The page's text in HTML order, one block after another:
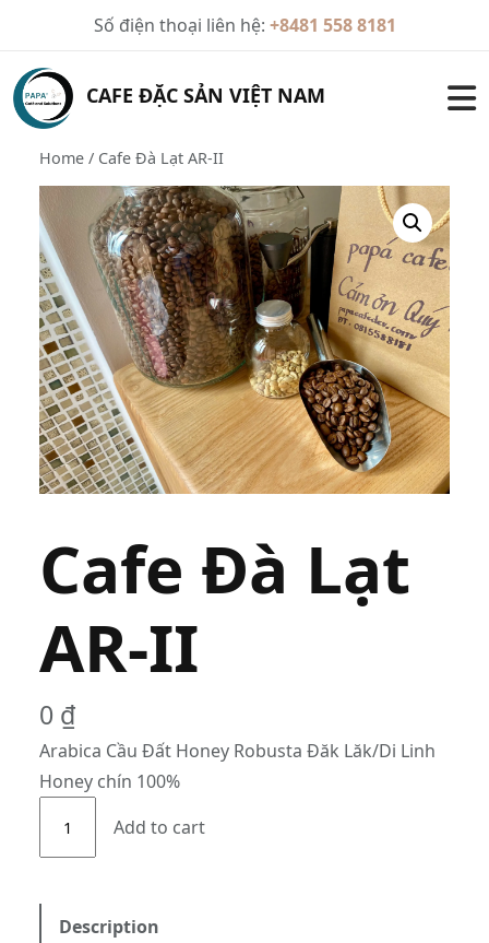
content
Số điện thoại liên hệ: +8481 558 8181
CAFE ĐẶC SẢN VIỆT NAM
Home/ Cafe Đà Lạt AR-II
Cafe Đà Lạt
AR-II
0 ₫
Arabica Cầu Đất Honey Robusta Đăk Lăk/Di Linh
Honey chín 100%
Add to cart
Description